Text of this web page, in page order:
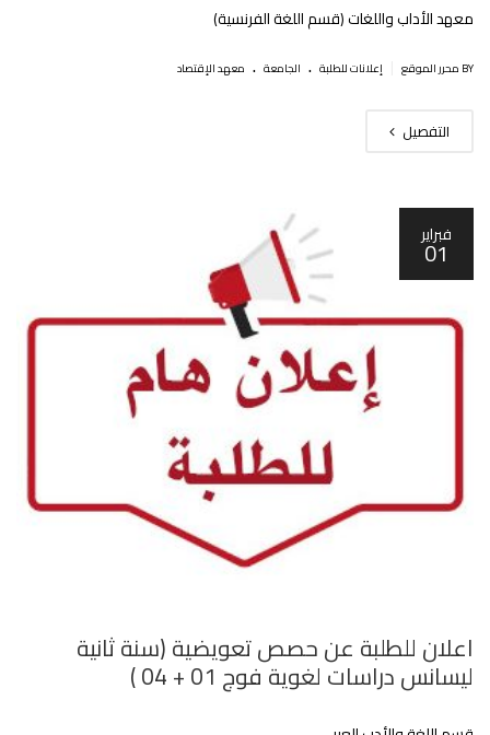
معهد الأداب واللغات (قسم اللغة الفرنسية)
BY محرر الموقع إعلانات للطلبة . الجامعة . معهد الإقتصاد
التفصيل
فبراير
01
اعلان للطلبة عن حصص تعويضية (سنة ثانية
ليسانس دراسات لغوية فوج 01 + 04 )